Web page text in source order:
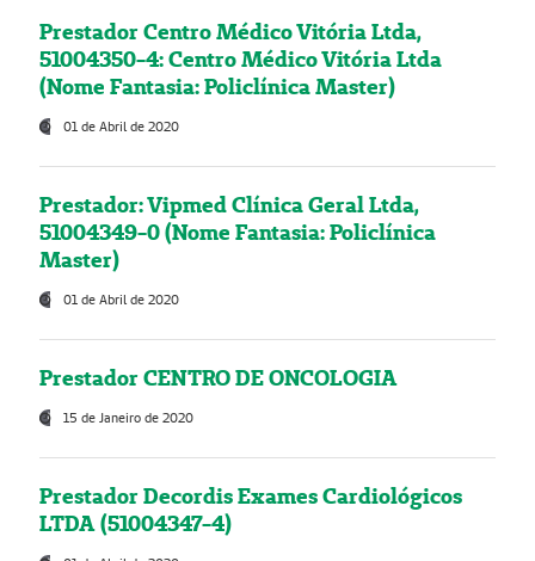
Prestador Centro Médico Vitória Ltda,
51004350-4: Centro Médico Vitória Ltda
(Nome Fantasia: Policlínica Master)
01 de Abril de 2020
Prestador: Vipmed Clínica Geral Ltda,
51004349-0 (Nome Fantasia: Policlínica
Master)
01 de Abril de 2020
Prestador CENTRO DE ONCOLOGIA
15 de Janeiro de 2020
Prestador Decordis Exames Cardiológicos
LTDA (51004347-4)